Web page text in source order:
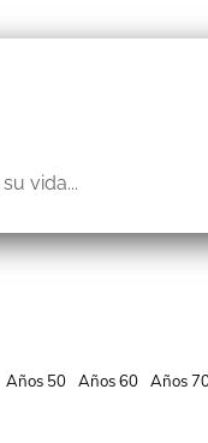
vida...
Años 50 Años 60 Años